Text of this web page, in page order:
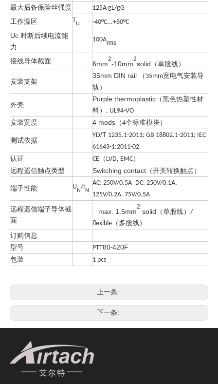
最大后备保险丝强度 125A gL/gG
工作温区 T
U -40ºC...+80ºC
Uc 时断后续电流能
力
100Arms
接线导体截面 6mm
2
-10mm
2
solid（单股线）
安装支架
35mm DIN rail （ 35mm宽电气安装导
轨）
外壳
Purple thermoplastic（黑色热塑性材
料） , UL94-VO
安装宽度 4 mods （4个标准模块）
测试依据
YD/T 1235.1-2011; GB 18802.1-2011; IEC
61643-1:2011-02
认证 CE （ LVD, EMC）
远程遥信触点类型
Switching contact（开关转换触点）
端子性能 U
N
/I
N
AC: 250V/0.5A DC: 250V/0.1A,
125V/0.2A. 75V/0.5A
远程遥信端子导体截
面
max. 1.5mm
2
solid（单股线） /
flexible （多股线）
订购信息
型号
PTT80-420F
包装
1 pcs
上一条:
下一条: